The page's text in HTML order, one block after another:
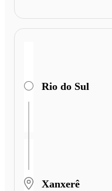
Rio do Sul
Xanxerê